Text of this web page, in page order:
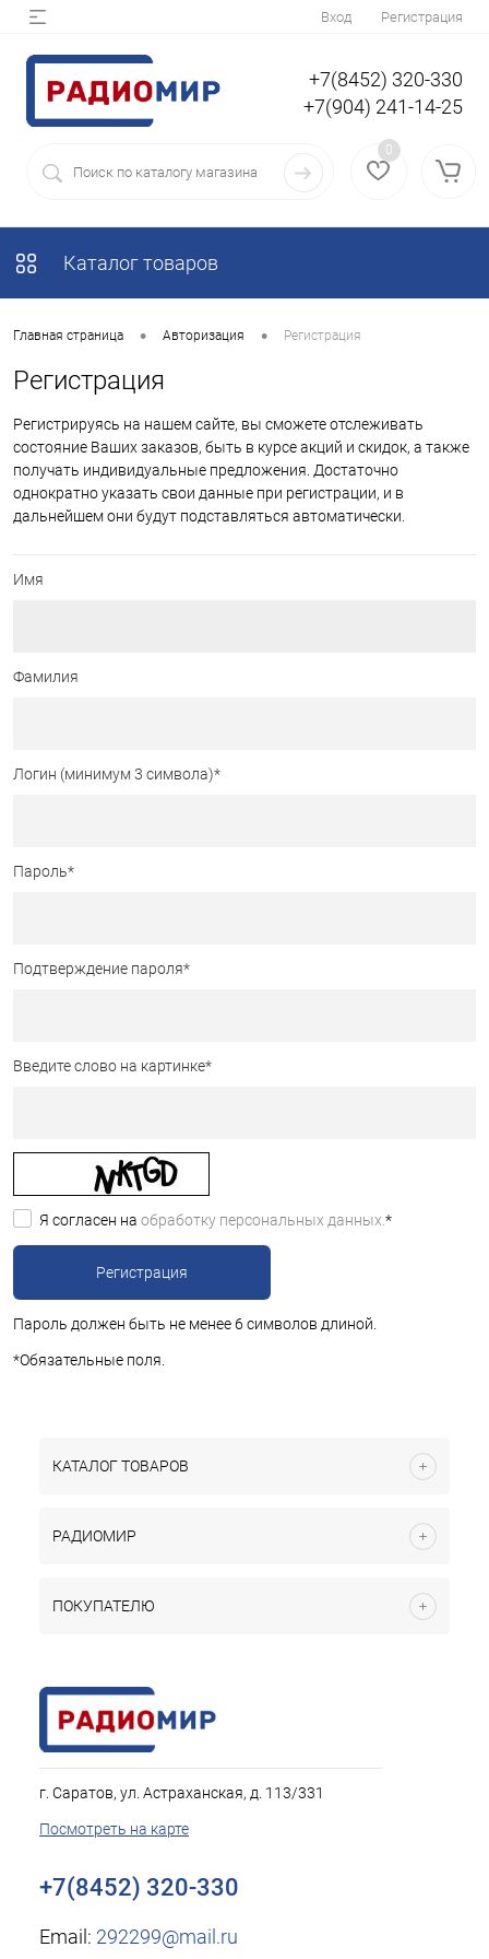
Вход Регистрация
+7(8452) 320-330
+7(904) 241-14-25
0
Каталог товаров
Главная страница • Авторизация • Регистрация
Регистрация
Регистрируясь на нашем сайте, вы сможете отслеживать
состояние Ваших заказов, быть в курсе акций и скидок, а также
получать индивидуальные предложения. Достаточно
однократно указать свои данные при регистрации, и в
дальнейшем они будут подставляться автоматически.
Имя
Фамилия
Логин (минимум 3 символа)*
Пароль*
Подтверждение пароля*
Введите слово на картинке*
Я согласен на обработку персональных данных. *
Пароль должен быть не менее 6 символов длиной.
*Обязательные поля.
КАТАЛОГ ТОВАРОВ
РАДИОМИР
ПОКУПАТЕЛЮ
г. Саратов, ул. Астраханская, д. 113/331
Посмотреть на карте
+7(8452) 320-330
Email: 292299@mail.ru